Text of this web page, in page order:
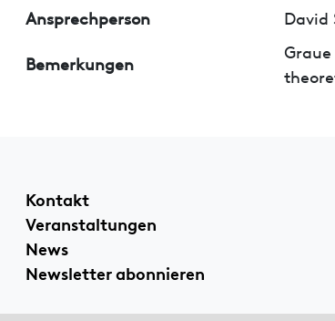
Ansprechperson
David
Bemerkungen
Kontakt
Veranstaltungen
News
Newsletter abonnieren